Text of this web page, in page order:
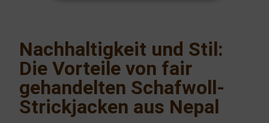
Nachhaltigkeit und Stil:
Die Vorteile von fair
gehandelten Schafwoll-
Strickjacken aus Nepal